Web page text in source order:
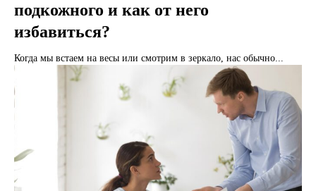
подкожного и как от него
избавиться?
Когда мы встаем на весы или смотрим в зеркало, нас обычно...